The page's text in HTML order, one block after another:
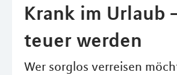
Krank im Urlaub
teuer werden
Wer sorglos verreisen